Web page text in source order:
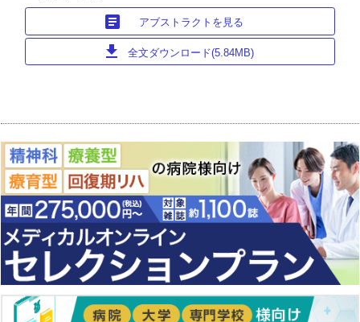
article アブストラクトを見る
download 全文ダウンロード(5.84MB)